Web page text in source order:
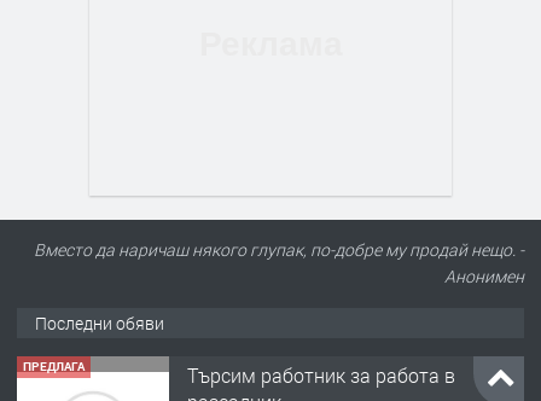
Вместо да наричаш някого глупак, по-добре му продай нещо. -
Анонимен
Последни обяви